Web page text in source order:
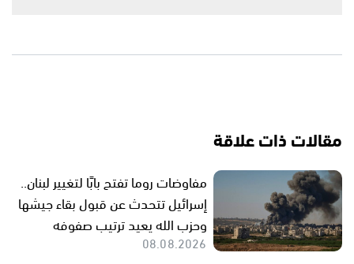
مقالات ذات علاقة
مفاوضات روما تفتح بابًا لتغيير لبنان..
إسرائيل تتحدث عن قبول بقاء جيشها
وحزب الله يعيد ترتيب صفوفه
08.08.2026